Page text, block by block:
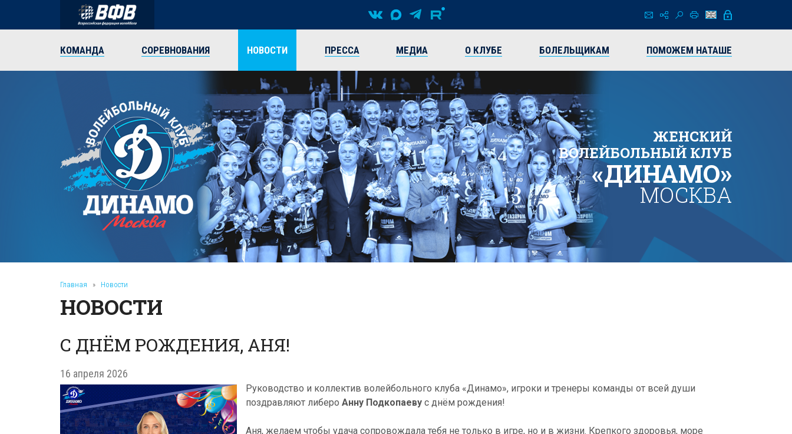
КОМАНДА СОРЕВНОВАНИЯ НОВОСТИ ПРЕССА МЕДИА О КЛУБЕ БОЛЕЛЬЩИКАМ ПОМОЖЕМ НАТАШЕ
ЖЕНСКИЙ
ВОЛЕЙБОЛЬНЫЙ КЛУБ
«ДИНАМО»
МОСКВА
Главная » Новости
НОВОСТИ
С ДНЁМ РОЖДЕНИЯ, АНЯ!
16 апреля 2026
Руководство и коллектив волейбольного клуба «Динамо», игроки и тренеры команды от всей души
поздравляют либеро Анну Подкопаеву с днём рождения!
Аня, желаем чтобы удача сопровождала тебя не только в игре, но и в жизни. Крепкого здоровья, море